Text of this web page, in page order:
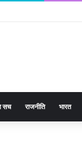
सच राजनीति भारत